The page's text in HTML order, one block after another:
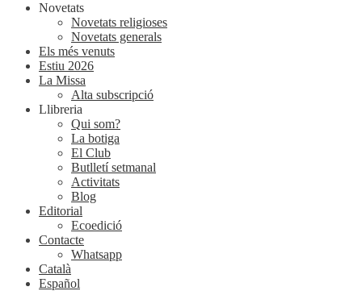
Novetats
Novetats religioses
Novetats generals
Els més venuts
Estiu 2026
La Missa
Alta subscripció
Llibreria
Qui som?
La botiga
El Club
Butlletí setmanal
Activitats
Blog
Editorial
Ecoedició
Contacte
Whatsapp
Català
Español